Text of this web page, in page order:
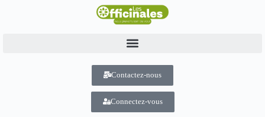
Contactez-nous
Connectez-vous